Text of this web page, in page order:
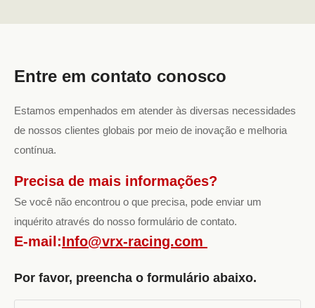
Entre em contato conosco
Estamos empenhados em atender às diversas necessidades
de nossos clientes globais por meio de inovação e melhoria
contínua.
Precisa de mais informações?
Se você não encontrou o que precisa, pode enviar um
inquérito através do nosso formulário de contato.
E-mail:Info@vrx-racing.com
Por favor, preencha o formulário abaixo.